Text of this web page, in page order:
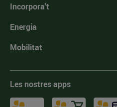
Incorpora't
Energia
Mobilitat
Les nostres apps